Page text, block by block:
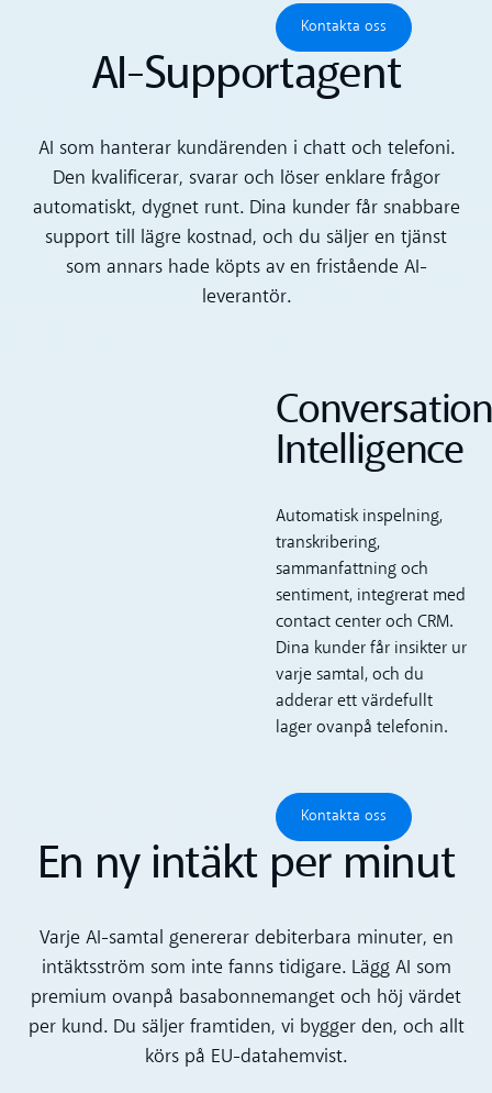
Kontakta oss
Kontakta oss
AI-Supportagent
AI som hanterar kundärenden i chatt och telefoni.
Den kvalificerar, svarar och löser enklare frågor
automatiskt, dygnet runt. Dina kunder får snabbare
support till lägre kostnad, och du säljer en tjänst
som annars hade köpts av en fristående AI-
leverantör.
Intelligence
Automatisk inspelning,
transkribering,
sammanfattning och
sentiment, integrerat med
contact center och CRM.
Dina kunder får insikter ur
varje samtal, och du
adderar ett värdefullt
lager ovanpå telefonin.
Kontakta oss
Kontakta oss
En ny intäkt per minut
Varje AI-samtal genererar debiterbara minuter, en
intäktsström som inte fanns tidigare. Lägg AI som
premium ovanpå basabonnemanget och höj värdet
per kund. Du säljer framtiden, vi bygger den, och allt
körs på EU-datahemvist.